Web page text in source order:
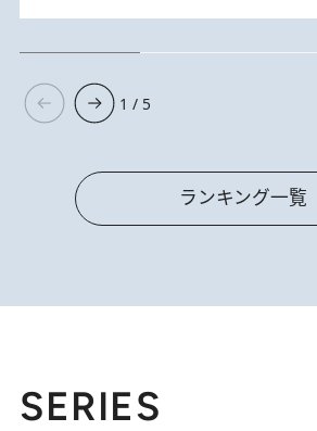
1 / 5
ランキング一覧
SERIES